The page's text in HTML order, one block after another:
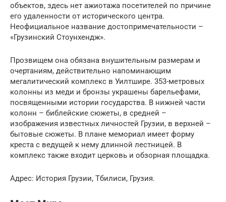
объектов, здесь нет ажиотажа посетителей по причине
его удаленности от исторического центра.
Неофициальное название достопримечательности –
«Грузинский Стоунхендж».
Прозвищем она обязана внушительным размерам и
очертаниям, действительно напоминающим
мегалитический комплекс в Уилтшире. 353-метровых
колонны из меди и бронзы украшены барельефами,
посвященными истории государства. В нижней части
колонн – библейские сюжеты, в средней –
изображения известных личностей Грузии, в верхней –
бытовые сюжеты. В плане мемориал имеет форму
креста с ведущей к нему длинной лестницей. В
комплекс также входит церковь и обзорная площадка.
Адрес: История Грузии, Тбилиси, Грузия.